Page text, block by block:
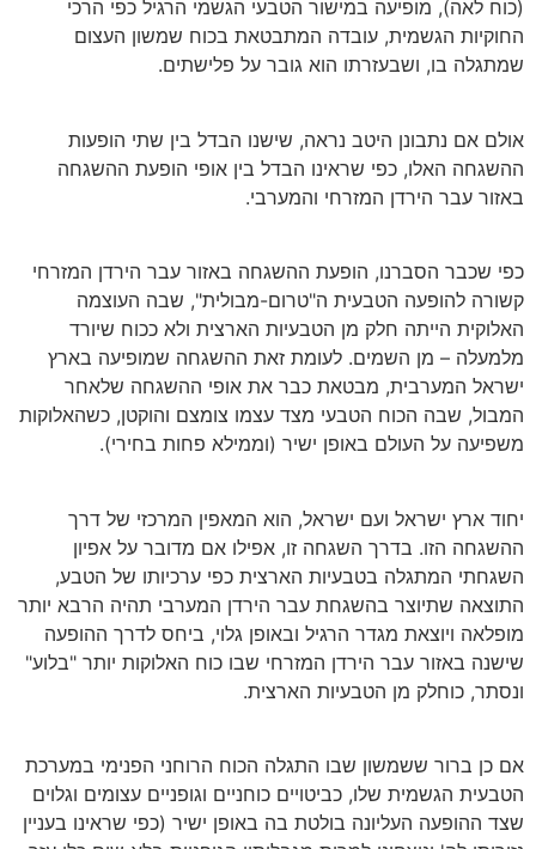
(כוח לאה), מופיעה במישור הטבעי הגשמי הרגיל כפי הרכי
החוקיות הגשמית, עובדה המתבטאת בכוח שמשון העצום
שמתגלה בו, ושבעזרתו הוא גובר על פלישתים.
אולם אם נתבונן היטב נראה, שישנו הבדל בין שתי הופעות
ההשגחה האלו, כפי שראינו הבדל בין אופי הופעת ההשגחה
באזור עבר הירדן המזרחי והמערבי.
כפי שכבר הסברנו, הופעת ההשגחה באזור עבר הירדן המזרחי
קשורה להופעה הטבעית ה"טרום-מבולית", שבה העוצמה
האלוקית הייתה חלק מן הטבעיות הארצית ולא ככוח שיורד
מלמעלה – מן השמים. לעומת זאת ההשגחה שמופיעה בארץ
ישראל המערבית, מבטאת כבר את אופי ההשגחה שלאחר
המבול, שבה הכוח הטבעי מצד עצמו צומצם והוקטן, כשהאלוקות
משפיעה על העולם באופן ישיר (וממילא פחות בחירי).
יחוד ארץ ישראל ועם ישראל, הוא המאפין המרכזי של דרך
ההשגחה הזו. בדרך השגחה זו, אפילו אם מדובר על אפיון
השגחתי המתגלה בטבעיות הארצית כפי ערכיותו של הטבע,
התוצאה שתיוצר בהשגחת עבר הירדן המערבי תהיה הרבא יותר
מופלאה ויוצאת מגדר הרגיל ובאופן גלוי, ביחס לדרך ההופעה
שישנה באזור עבר הירדן המזרחי שבו כוח האלוקות יותר "בלוע"
ונסתר, כוחלק מן הטבעיות הארצית.
אם כן ברור ששמשון שבו התגלה הכוח הרוחני הפנימי במערכת
הטבעית הגשמית שלו, כביטויים כוחניים וגופניים עצומים וגלוים
שצד ההופעה העליונה בולטת בה באופן ישיר (כפי שראינו בעניין